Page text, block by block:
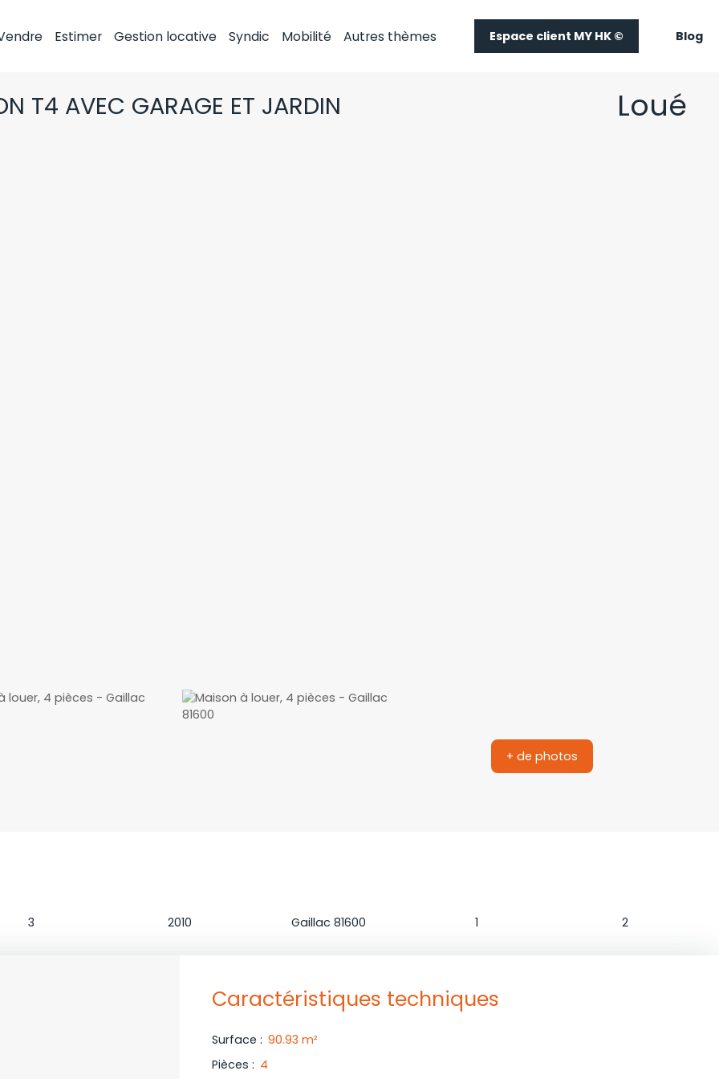
Estimer Gestion locative Syndic Mobilité Autres thèmes Espace client MY HK © Blog
T4 AVEC GARAGE ET JARDIN Loué
+ de photos
3
2010
Gaillac 81600
1
2
Caractéristiques techniques
Surface : 90.93 m²
Pièces : 4